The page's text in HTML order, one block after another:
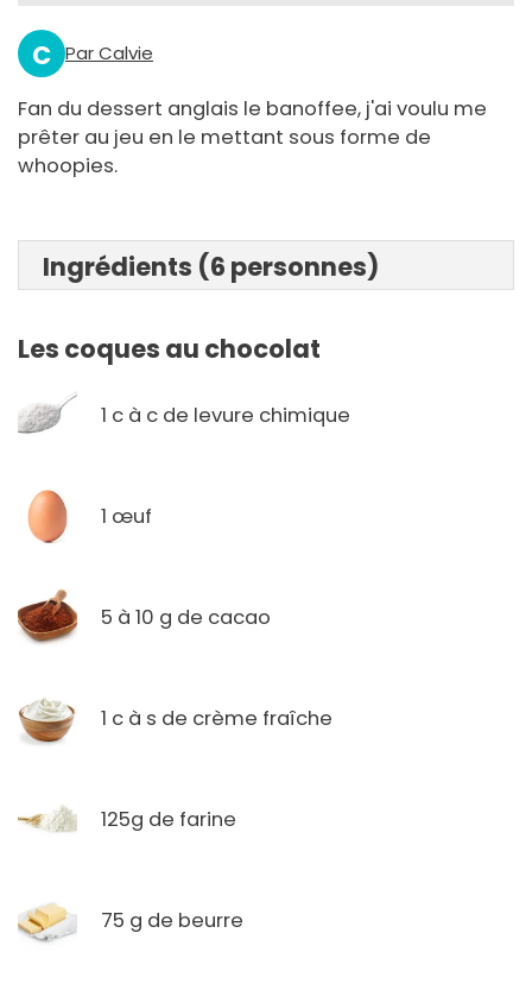
C Par Calvie
Fan du dessert anglais le banoffee, j'ai voulu me
prêter au jeu en le mettant sous forme de
whoopies.
Ingrédients (6 personnes)
Les coques au chocolat
1 c à c de levure chimique
1 œuf
5 à 10 g de cacao
1 c à s de crème fraîche
125g de farine
75 g de beurre